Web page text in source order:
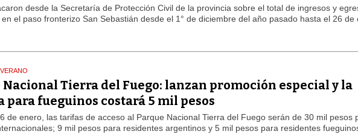
desde la Secretaría de Protección Civil de la provincia sobre el total de ingresos y
el paso fronterizo San Sebastián desde el 1° de diciembre del año pasado hasta el 26 de
Nacional Tierra del Fuego: lanzan promoción especial y la
para fueguinos costará 5 mil pesos
de enero, las tarifas de acceso al Parque Nacional Tierra del Fuego serán de 30 mil pesos
9 mil pesos para residentes argentinos y 5 mil pesos para residentes